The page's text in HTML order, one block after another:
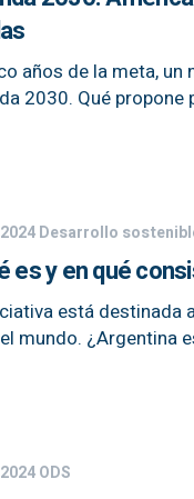
años de la meta, un
2030. Qué
Desarrollo
es y en qué
está destinada
mundo. ¿Argentina
ODS